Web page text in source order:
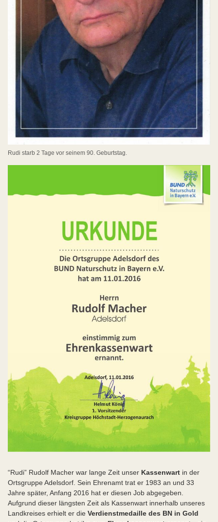
Rudi starb 2 Tage vor seinem 90. Geburtstag.
“Rudi” Rudolf Macher war lange Zeit unser Kassenwart in der
Ortsgruppe Adelsdorf. Sein Ehrenamt trat er 1983 an und 33
Jahre später, Anfang 2016 hat er diesen Job abgegeben.
Aufgrund dieser längsten Zeit als Kassenwart innerhalb unseres
Landkreises erhielt er die Verdienstmedaille des BN in Gold